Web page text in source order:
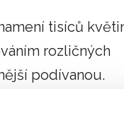
tisíců
rozličných
podívanou.